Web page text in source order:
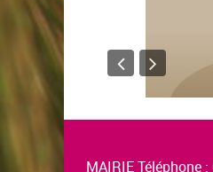
MAIRIE Téléphone